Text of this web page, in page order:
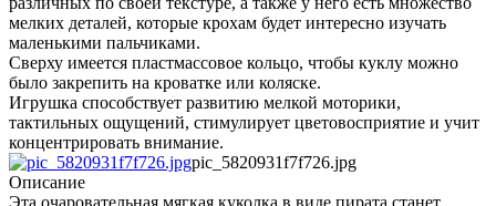
мелких деталей, которые крохам будет интересно изучать
маленькими пальчиками.
Сверху имеется пластмассовое кольцо, чтобы куклу можно
было закрепить на кроватке или коляске.
Игрушка способствует развитию мелкой моторики,
тактильных ощущений, стимулирует цветовосприятие и учит
концентрировать внимание.
pic_5820931f7f726.jpg
Описание
Эта очаровательная мягкая куколка в виде пирата станет